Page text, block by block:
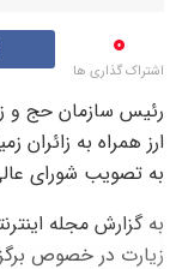
0
اشتراک گذاری ها
رئیس سازمان حج و
ارز همراه به
به تصویب شورای
به گزارش مجله
زیارت در خصوص